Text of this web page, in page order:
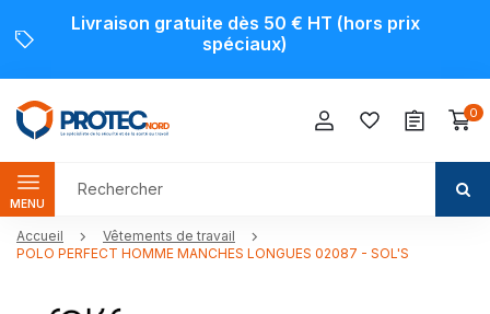
Livraison gratuite dès 50 € HT (hors prix
spéciaux)
0
MENU
Accueil
Vêtements de travail
POLO PERFECT HOMME MANCHES LONGUES 02087 - SOL'S